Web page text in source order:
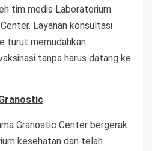
tim medis Laboratorium
Layanan konsultasi
turut memudahkan
tanpa harus datang ke
Granostic Center bergerak
kesehatan dan telah